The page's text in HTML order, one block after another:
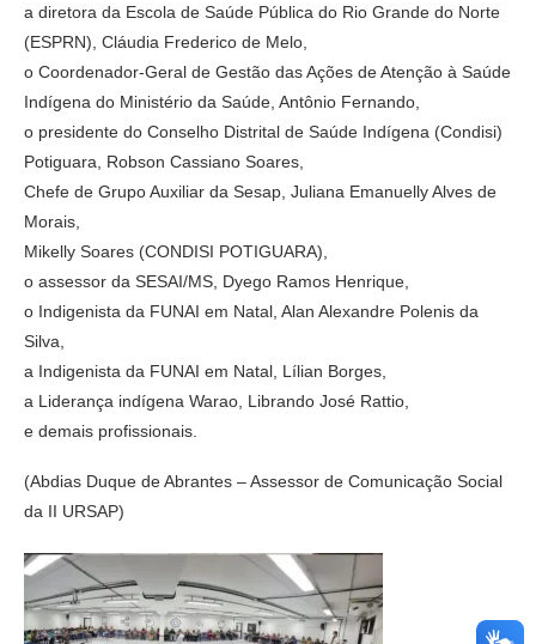
a diretora da Escola de Saúde Pública do Rio Grande do Norte
(ESPRN), Cláudia Frederico de Melo,
o Coordenador-Geral de Gestão das Ações de Atenção à Saúde
Indígena do Ministério da Saúde, Antônio Fernando,
o presidente do Conselho Distrital de Saúde Indígena (Condisi)
Potiguara, Robson Cassiano Soares,
Chefe de Grupo Auxiliar da Sesap, Juliana Emanuelly Alves de
Morais,
Mikelly Soares (CONDISI POTIGUARA),
o assessor da SESAI/MS, Dyego Ramos Henrique,
o Indigenista da FUNAI em Natal, Alan Alexandre Polenis da
Silva,
a Indigenista da FUNAI em Natal, Lílian Borges,
a Liderança indígena Warao, Librando José Rattio,
e demais profissionais.
(Abdias Duque de Abrantes – Assessor de Comunicação Social
da II URSAP)